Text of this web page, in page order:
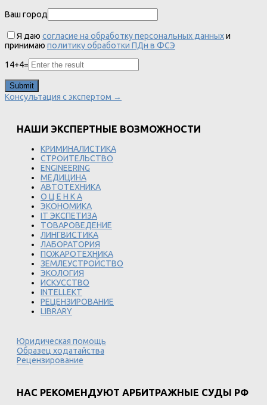
Ваш город
Я даю согласие на обработку персональных данныхи
принимаю политику обработки ПДн в ФСЭ
14+4=
Консультация с экспертом →
НАШИ ЭКСПЕРТНЫЕ ВОЗМОЖНОСТИ
КРИМИНАЛИСТИКА
СТРОИТЕЛЬСТВО
ENGINEERING
МЕДИЦИНА
АВТОТЕХНИКА
О Ц Е Н К А
ЭКОНОМИКА
IT ЭКСПЕТИЗА
ТОВАРОВЕДЕНИЕ
ЛИНГВИСТИКА
ЛАБОРАТОРИЯ
ПОЖАРОТЕХНИКА
ЗЕМЛЕУСТРОЙСТВО
ЭКОЛОГИЯ
ИСКУССТВО
INTELLEKT
РЕЦЕНЗИРОВАНИЕ
LIBRARY
Юридическая помощь
Образец ходатайства
Рецензирование
НАС РЕКОМЕНДУЮТ АРБИТРАЖНЫЕ СУДЫ РФ